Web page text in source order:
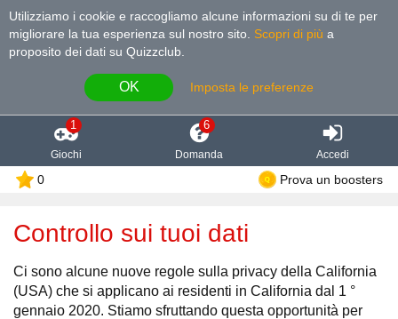
Utilizziamo i cookie e raccogliamo alcune informazioni su di te per
migliorare la tua esperienza sul nostro sito Scopri di più a
proposito dei dati su Quizzclub.
OK Imposta le preferenze
1
Giochi
6
Domanda Accedi
0 Prova un boosters
Controllo sui tuoi dati
Ci sono alcune nuove regole sulla privacy della California
(USA) che si applicano ai residenti in California dal 1 °
gennaio 2020. Stiamo sfruttando questa opportunità per